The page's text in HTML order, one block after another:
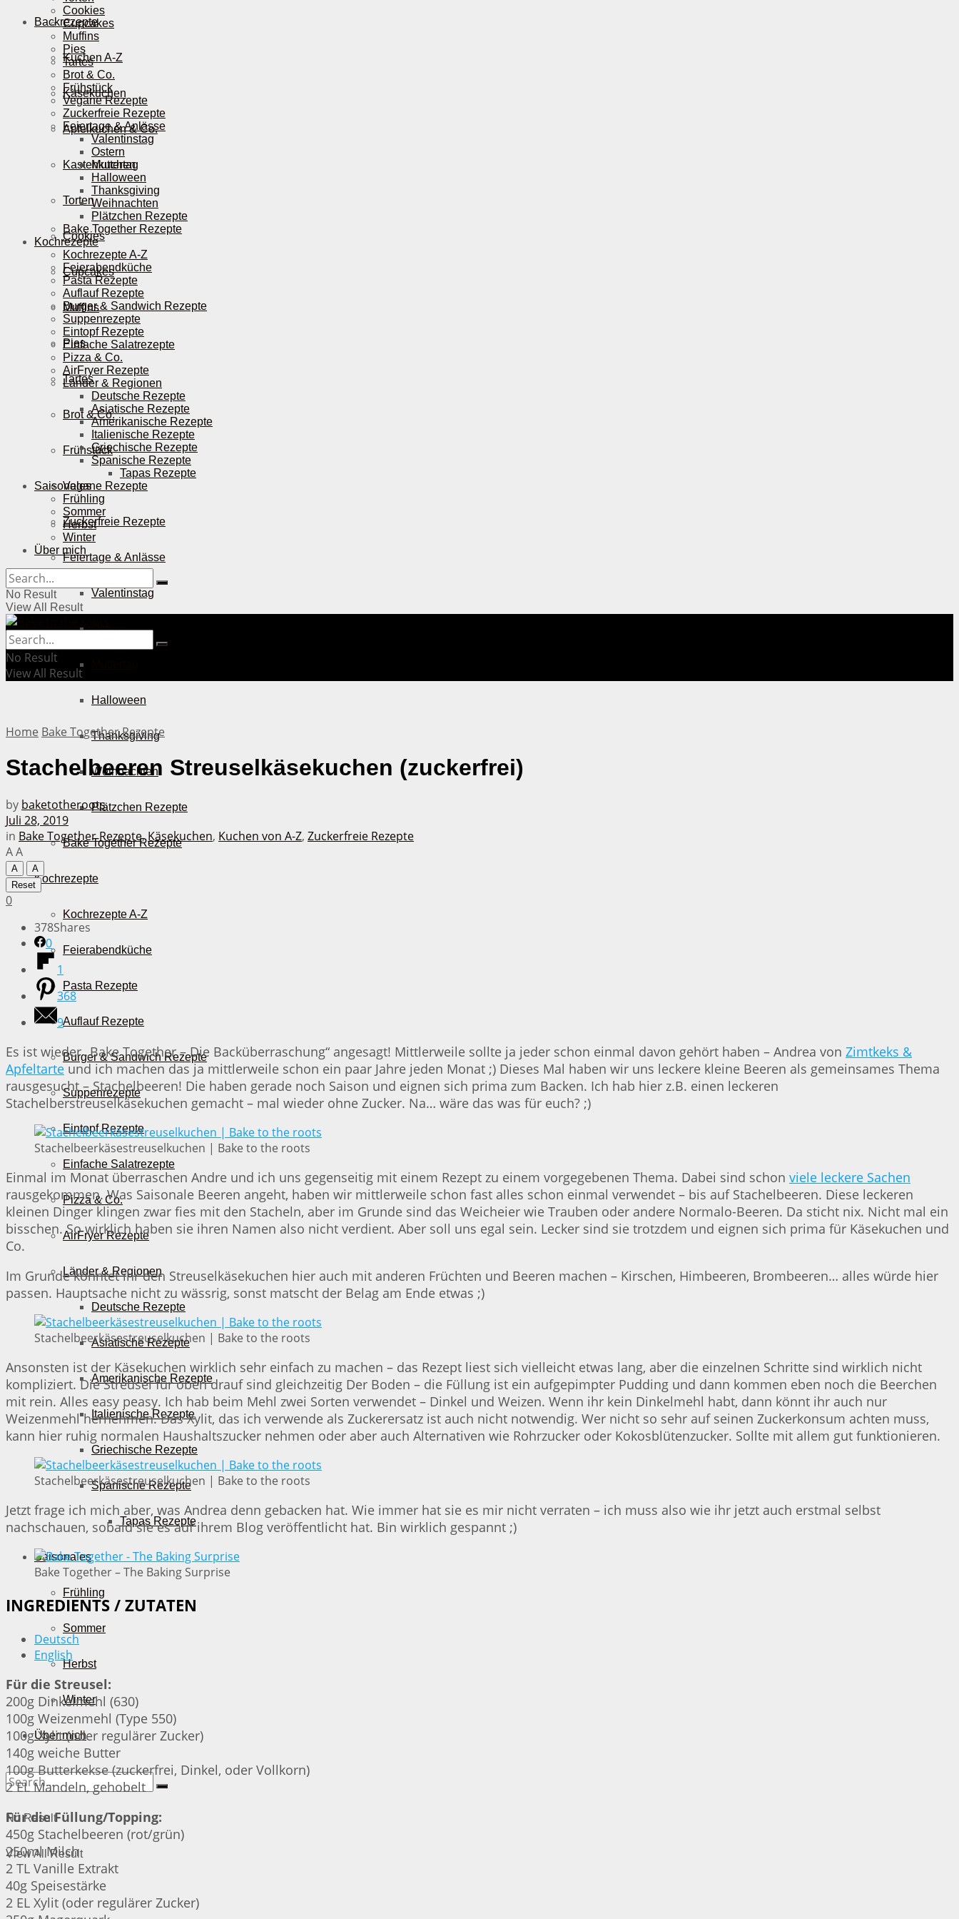
Backrezepte
Kuchen A-Z
Käsekuchen
Apfelkuchen & Co.
Kastenkuchen
Torten
Cookies
Cupcakes
Muffins
Pies
Tartes
Brot & Co.
Frühstück
Vegane Rezepte
Zuckerfreie Rezepte
Feiertage & Anlässe
Valentinstag
Ostern
Halloween
Thanksgiving
Weihnachten
Plätzchen Rezepte
Bake Together Rezepte
Kochrezepte
Kochrezepte A-Z
Feierabendküche
Pasta Rezepte
Auflauf Rezepte
Burger & Sandwich Rezepte
Suppenrezepte
Eintopf Rezepte
Einfache Salatrezepte
Pizza & Co.
AirFryer Rezepte
Länder & Regionen
Deutsche Rezepte
Asiatische Rezepte
Amerikanische Rezepte
Italienische Rezepte
Griechische Rezepte
Spanische Rezepte
Tapas Rezepte
Saisonales
Frühling
Sommer
Herbst
Winter
Über mich
No Result
View All Result
Cookies
Cupcakes
Muffins
Pies
Tartes
Brot & Co.
Frühstück
Vegane Rezepte
Zuckerfreie Rezepte
Feiertage & Anlässe
Valentinstag
Ostern
Muttertag
Halloween
Thanksgiving
Weihnachten
Plätzchen Rezepte
Bake Together Rezepte
Kochrezepte
Kochrezepte A-Z
Feierabendküche
Pasta Rezepte
Auflauf Rezepte
Burger & Sandwich Rezepte
Suppenrezepte
Eintopf Rezepte
Einfache Salatrezepte
Pizza & Co.
AirFryer Rezepte
Länder & Regionen
Deutsche Rezepte
Asiatische Rezepte
Amerikanische Rezepte
Italienische Rezepte
Griechische Rezepte
Spanische Rezepte
Tapas Rezepte
Saisonales
Frühling
Sommer
Herbst
Winter
Über mich
No Result
View All Result
No Result
View All Result
Home Bake Together Rezepte
Stachelbeeren Streuselkäsekuchen (zuckerfrei)
by baketotheroots
Juli 28, 2019
in Bake Together Rezepte,Käsekuchen, Kuchen von A-Z, Zuckerfreie Rezepte
AA
A
A
Reset
0
378Shares
0
1
368
9
Es ist wieder „Bake Together – Die Backüberraschung“ angesagt! Mittlerweile sollte ja jeder schon einmal davon gehört haben – Andrea von Zimtkeks &
Apfeltarte und ich machen das ja mittlerweile schon ein paar Jahre jeden Monat ;) Dieses Mal haben wir uns leckere kleine Beeren als gemeinsames Thema
rausgesucht – Stachelbeeren! Die haben gerade noch Saison und eignen sich prima zum Backen. Ich hab hier z.B. einen leckeren
Stachelberstreuselkäsekuchen gemacht – mal wieder ohne Zucker. Na… wäre das was für euch? ;)
Stachelbeerkäsestreuselkuchen | Bake to the roots
Einmal im Monat überraschen Andre und ich uns gegenseitig mit einem Rezept zu einem vorgegebenen Thema. Dabei sind schon viele leckere Sachen
rausgekommen. Was Saisonale Beeren angeht, haben wir mittlerweile schon fast alles schon einmal verwendet – bis auf Stachelbeeren. Diese leckeren
kleinen Dinger klingen zwar fies mit den Stacheln, aber im Grunde sind das Weicheier wie Trauben oder andere Normalo-Beeren. Da sticht nix. Nicht mal ein
bisschen. So wirklich haben sie ihren Namen also nicht verdient. Aber soll uns egal sein. Lecker sind sie trotzdem und eignen sich prima für Käsekuchen und
Co.
Im Grunde könntet ihr den Streuselkäsekuchen hier auch mit anderen Früchten und Beeren machen – Kirschen, Himbeeren, Brombeeren… alles würde hier
passen. Hauptsache nicht zu wässrig, sonst matscht der Belag am Ende etwas ;)
Stachelbeerkäsestreuselkuchen | Bake to the roots
Ansonsten ist der Käsekuchen wirklich sehr einfach zu machen – das Rezept liest sich vielleicht etwas lang, aber die einzelnen Schritte sind wirklich nicht
kompliziert. Die Streusel für oben drauf sind gleichzeitig Der Boden – die Füllung ist ein aufgepimpter Pudding und dann kommen eben noch die Beerchen
mit rein. Alles easy peasy. Ich hab beim Mehl zwei Sorten verwendet – Dinkel und Weizen. Wenn ihr kein Dinkelmehl habt, dann könnt ihr auch nur
Weizenmehl hernehmen. Das Xylit, das ich verwende als Zuckerersatz ist auch nicht notwendig. Wer nicht so sehr auf seinen Zuckerkonsum achten muss,
kann hier ruhig normalen Haushaltszucker nehmen oder aber auch Alternativen wie Rohrzucker oder Kokosblütenzucker. Sollte mit allem gut funktionieren.
Stachelbeerkäsestreuselkuchen | Bake to the roots
Jetzt frage ich mich aber, was Andrea denn gebacken hat. Wie immer hat sie es mir nicht verraten – ich muss also wie ihr jetzt auch erstmal selbst
nachschauen, sobald sie es auf ihrem Blog veröffentlicht hat. Bin wirklich gespannt ;)
Bake Together – The Baking Surprise
INGREDIENTS / ZUTATEN
Deutsch
English
Für die Streusel:
200g Dinkelmehl (630)
100g Weizenmehl (Type 550)
100g Xylit (oder regulärer Zucker)
140g weiche Butter
100g Butterkekse (zuckerfrei, Dinkel, oder Vollkorn)
2 EL Mandeln, gehobelt
Für die Füllung/Topping:
450g Stachelbeeren (rot/grün)
250ml Milch
2 TL Vanille Extrakt
40g Speisestärke
2 EL Xylit (oder regulärer Zucker)